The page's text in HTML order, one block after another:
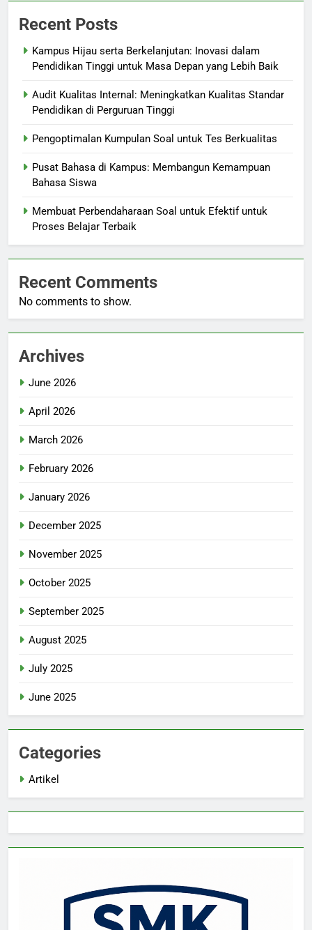
Recent Posts
Kampus Hijau serta Berkelanjutan: Inovasi dalam
Pendidikan Tinggi untuk Masa Depan yang Lebih Baik
Audit Kualitas Internal: Meningkatkan Kualitas Standar
Pendidikan di Perguruan Tinggi
Pengoptimalan Kumpulan Soal untuk Tes Berkualitas
Pusat Bahasa di Kampus: Membangun Kemampuan
Bahasa Siswa
Membuat Perbendaharaan Soal untuk Efektif untuk
Proses Belajar Terbaik
Recent Comments
No comments to show.
Archives
June 2026
April 2026
March 2026
February 2026
January 2026
December 2025
November 2025
October 2025
September 2025
August 2025
July 2025
June 2025
Categories
Artikel